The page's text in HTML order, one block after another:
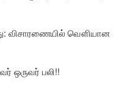
விசாரணையில் வௌியான
ஒருவர் பலி!!